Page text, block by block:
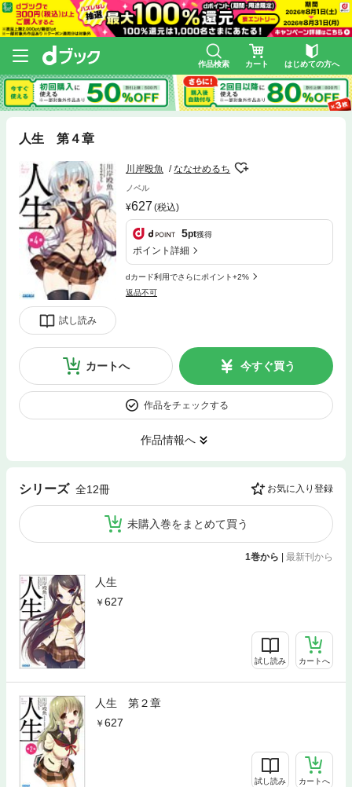
作品検索 カート はじめての方へ
人生 第４章
試し読み
川岸殴魚 ななせめるち
ノベル
627 (税込)
5pt獲得
ポイント詳細
dカード利用でさらにポイント+2%
返品不可
カートへ 今すぐ買う
作品をチェックする
作品情報へ
シリーズ 全12冊 お気に入り登録
未購入巻をまとめて買う
1巻から 最新刊から
人生
627
試し読み カートへ
人生 第２章
627
試し読み カートへ